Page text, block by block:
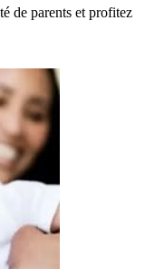
de parents et profitez